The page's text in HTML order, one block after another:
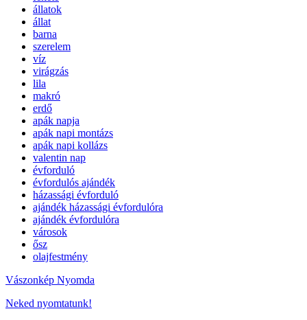
állatok
állat
barna
szerelem
víz
virágzás
lila
makró
erdő
apák napja
apák napi montázs
apák napi kollázs
valentin nap
évforduló
évfordulós ajándék
házassági évforduló
ajándék házassági évfordulóra
ajándék évfordulóra
városok
ősz
olajfestmény
Vászonkép Nyomda
Neked nyomtatunk!